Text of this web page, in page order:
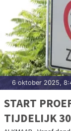
6 oktober 2025,
START
TIJDELIJK